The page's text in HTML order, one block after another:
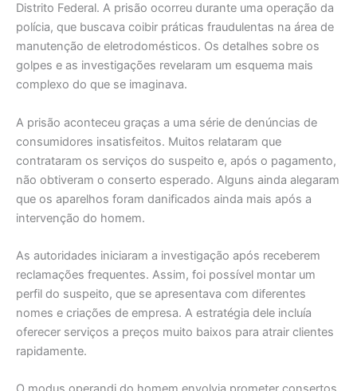
Distrito Federal. A prisão ocorreu durante uma operação da
polícia, que buscava coibir práticas fraudulentas na área de
manutenção de eletrodomésticos. Os detalhes sobre os
golpes e as investigações revelaram um esquema mais
complexo do que se imaginava.
A prisão aconteceu graças a uma série de denúncias de
consumidores insatisfeitos. Muitos relataram que
contrataram os serviços do suspeito e, após o pagamento,
não obtiveram o conserto esperado. Alguns ainda alegaram
que os aparelhos foram danificados ainda mais após a
intervenção do homem.
As autoridades iniciaram a investigação após receberem
reclamações frequentes. Assim, foi possível montar um
perfil do suspeito, que se apresentava com diferentes
nomes e criações de empresa. A estratégia dele incluía
oferecer serviços a preços muito baixos para atrair clientes
rapidamente.